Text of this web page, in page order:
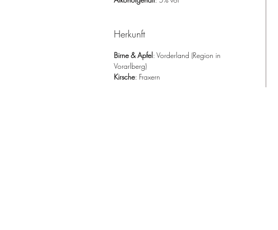
Herkunft
Birne & Apfel: Vorderland (Region in
Vorarlberg)
Kirsche: Fraxern